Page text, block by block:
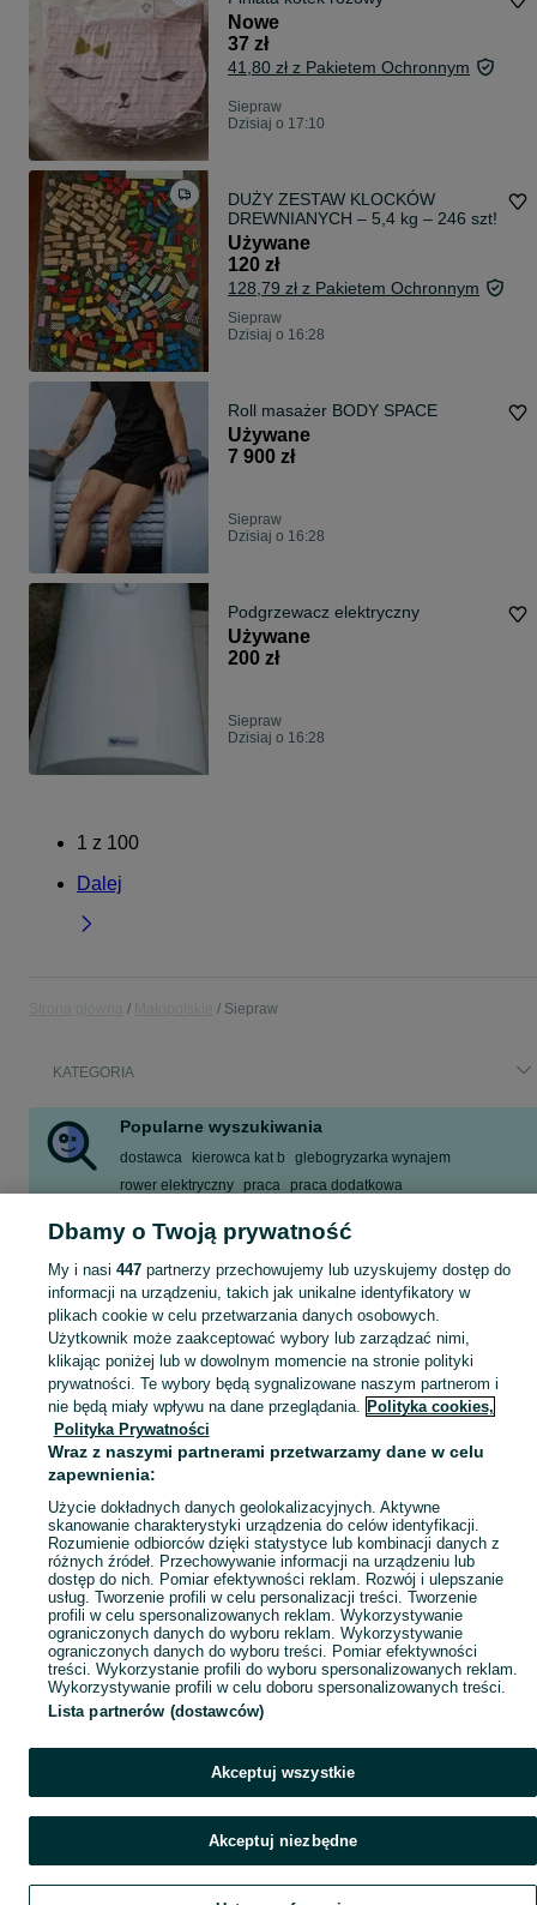
Nowe
37 zł
41,80 zł z Pakietem Ochronnym
Siepraw
Dzisiaj o 17:10
DUŻY ZESTAW KLOCKÓW
DREWNIANYCH – 5,4 kg – 246 szt!
Używane
120 zł
128,79 zł z Pakietem Ochronnym
Siepraw
Dzisiaj o 16:28
Roll masażer BODY SPACE
Używane
7 900 zł
Siepraw
Dzisiaj o 16:28
Podgrzewacz elektryczny
Używane
200 zł
Siepraw
Dzisiaj o 16:28
1 z 100
Dalej
Siepraw
KATEGORIA
Popularne wyszukiwania
dostawca kierowca kat b
glebogryzarka wynajem
rower elektryczny praca praca dodatkowa
Skorzystaj z największego serwisu ogłoszeniowego - Siepraw i okolice! Kupuj to, czego pragniesz i sprzedawaj to, czego już nie potrzebujesz!
Mapa kategorii
Mapa miejscowości
Mapa ministron
Popularne wyszukiwania
Dbamy o Twoją prywatność
My i nasi 447partnerzy przechowujemy lub uzyskujemy dostęp do
informacji na urządzeniu, takich jak unikalne identyfikatory w
plikach cookie w celu przetwarzania danych osobowych.
Użytkownik może zaakceptować wybory lub zarządzać nimi,
klikając poniżej lub w dowolnym momencie na stronie polityki
prywatności. Te wybory będą sygnalizowane naszym partnerom i
nie będą miały wpływu na dane przeglądania. Polityka cookies,
Polityka Prywatności
Wraz z naszymi partnerami przetwarzamy dane w celu
zapewnienia:
Użycie dokładnych danych geolokalizacyjnych. Aktywne
skanowanie charakterystyki urządzenia do celów identyfikacji.
Rozumienie odbiorców dzięki statystyce lub kombinacji danych z
różnych źródeł. Przechowywanie informacji na urządzeniu lub
dostęp do nich. Pomiar efektywności reklam. Rozwój i ulepszanie
usług. Tworzenie profili w celu personalizacji treści. Tworzenie
profili w celu spersonalizowanych reklam. Wykorzystywanie
ograniczonych danych do wyboru reklam. Wykorzystywanie
ograniczonych danych do wyboru treści. Pomiar efektywności
treści. Wykorzystanie profili do wyboru spersonalizowanych reklam.
Wykorzystywanie profili w celu doboru spersonalizowanych treści.
Lista partnerów (dostawców)
Akceptuj wszystkie
Akceptuj niezbędne